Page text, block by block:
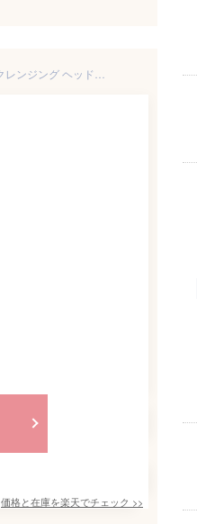
価格と在庫を楽天でチェック >>